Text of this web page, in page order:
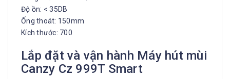
Độ ồn: < 35DB
Ống thoát: 150mm
Kích thước: 700
Lắp đặt và vận hành Máy hút mùi
Canzy Cz 999T Smart